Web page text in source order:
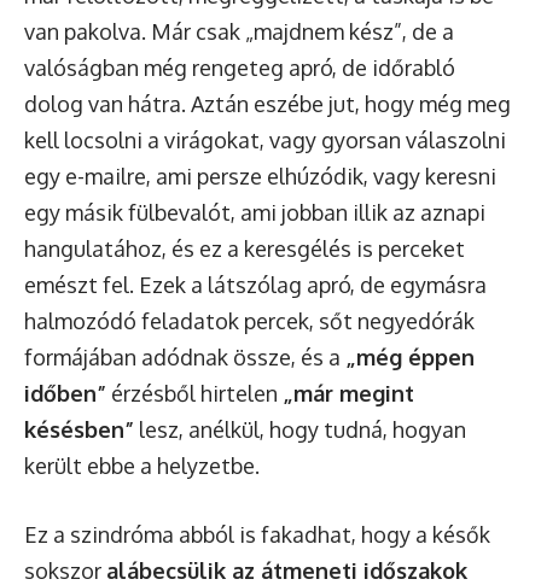
van pakolva. Már csak „majdnem kész”, de a
valóságban még rengeteg apró, de időrabló
dolog van hátra. Aztán eszébe jut, hogy még meg
kell locsolni a virágokat, vagy gyorsan válaszolni
egy e-mailre, ami persze elhúzódik, vagy keresni
egy másik fülbevalót, ami jobban illik az aznapi
hangulatához, és ez a keresgélés is perceket
emészt fel. Ezek a látszólag apró, de egymásra
halmozódó feladatok percek, sőt negyedórák
formájában adódnak össze, és a „még éppen
időben” érzésből hirtelen „már megint
késésben” lesz, anélkül, hogy tudná, hogyan
került ebbe a helyzetbe.
Ez a szindróma abból is fakadhat, hogy a késők
sokszor alábecsülik az átmeneti időszakok